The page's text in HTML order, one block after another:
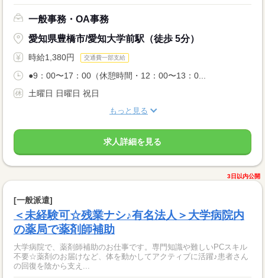
一般事務・OA事務
愛知県豊橋市/愛知大学前駅（徒歩 5分）
時給1,380円 交通費一部支給
●9：00〜17：00（休憩時間・12：00〜13：0...
土曜日 日曜日 祝日
もっと見る
求人詳細を見る
3日以内公開
[一般派遣]
＜未経験可☆残業ナシ♪有名法人＞大学病院内
の薬局で薬剤師補助
大学病院で、薬剤師補助のお仕事です。専門知識や難しいPCスキル
不要☆薬剤のお届けなど、体を動かしてアクティブに活躍♪患者さん
の回復を陰から支え...